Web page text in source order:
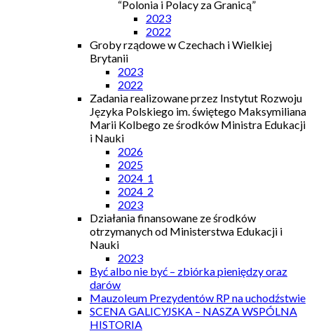
“Polonia i Polacy za Granicą”
2023
2022
Groby rządowe w Czechach i Wielkiej
Brytanii
2023
2022
Zadania realizowane przez Instytut Rozwoju
Języka Polskiego im. świętego Maksymiliana
Marii Kolbego ze środków Ministra Edukacji
i Nauki
2026
2025
2024_1
2024_2
2023
Działania finansowane ze środków
otrzymanych od Ministerstwa Edukacji i
Nauki
2023
Być albo nie być – zbiórka pieniędzy oraz
darów
Mauzoleum Prezydentów RP na uchodźstwie
SCENA GALICYJSKA – NASZA WSPÓLNA
HISTORIA